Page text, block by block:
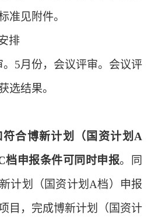
准见附件。
排
5月份，会议评审。会议评
选结果。
符合博新计划（国资计划 A
档申报条件可同时申报。同
计划（国资计划 A档）申报
目，完成博新计划（国资计